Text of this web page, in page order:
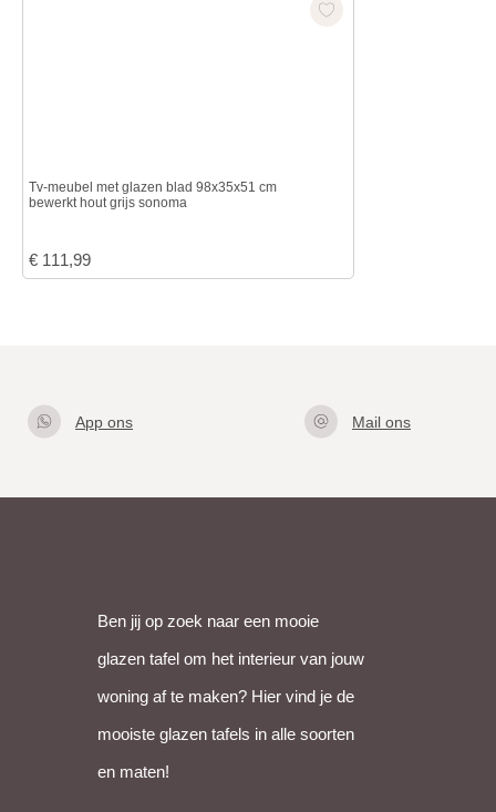
Tv-meubel met glazen blad 98x35x51 cm
bewerkt hout grijs sonoma
€ 111,99
App ons
Mail ons
Ben jij op zoek naar een mooie
glazen tafel om het interieur van jouw
woning af te maken? Hier vind je de
mooiste glazen tafels in alle soorten
en maten!